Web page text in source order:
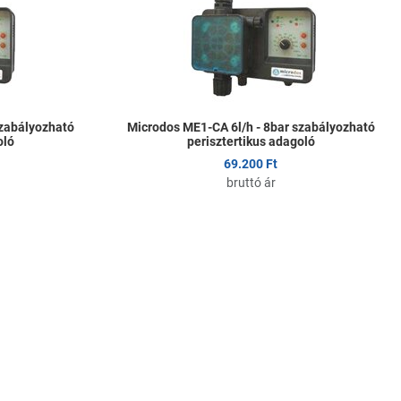
Microdos ME1-CA 6l/h - 8bar szabályozható
perisztertikus adagoló
69.200 Ft
bruttó ár